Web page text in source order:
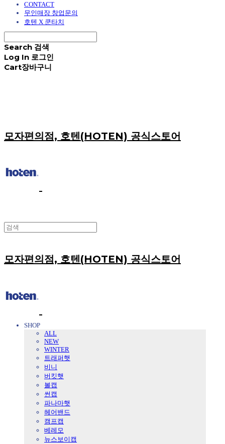
CONTACT
무인매장 창업문의
호텐 X 쿤타치
Search 검색
Log In 로그인
Cart장바구니
모자편의점, 호텐(HOTEN) 공식스토어
모자편의점, 호텐(HOTEN) 공식스토어
SHOP
ALL
NEW
WINTER
트래퍼햇
비니
버킷햇
볼캡
썬캡
파나마햇
헤어밴드
캠프캡
베레모
뉴스보이캡